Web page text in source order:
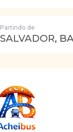
Partindo de
SALVADOR,